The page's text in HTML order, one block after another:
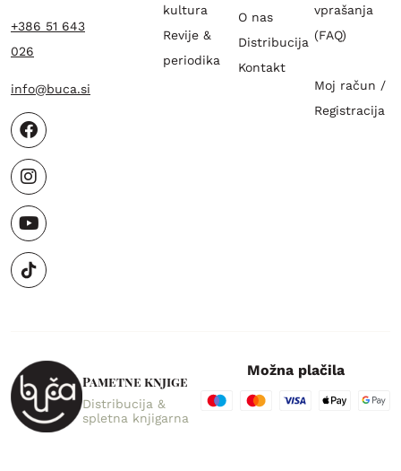
+386 51 643
026
info@buca.si
kultura
Revije &
periodika
O nas
Distribucija
Kontakt
vprašanja
(FAQ)
Moj račun /
Registracija
Pametne knjige
Distribucija &
spletna knjigarna
Možna plačila